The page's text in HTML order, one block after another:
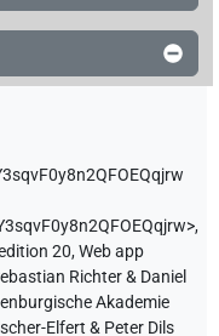
,
20, Web app
Richter & Daniel
Akademie
Elfert & Peter Dils